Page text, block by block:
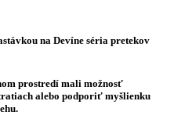
na Devíne séria pretekov
prostredí mali možnosť
alebo podporiť myšlienku